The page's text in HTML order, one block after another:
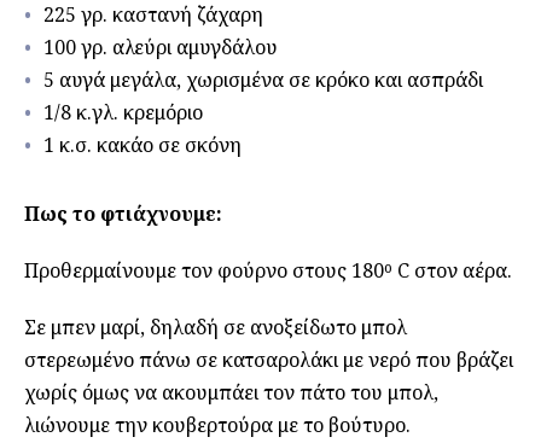
225 γρ. καστανή ζάχαρη
100 γρ. αλεύρι αμυγδάλου
5 αυγά μεγάλα, χωρισμένα σε κρόκο και ασπράδι
1/8 κ.γλ. κρεμόριο
1 κ.σ. κακάο σε σκόνη
Πως το φτιάχνουμε:
Προθερμαίνουμε τον φούρνο στους 180ο C στον αέρα.
Σε μπεν μαρί, δηλαδή σε ανοξείδωτο μπολ
στερεωμένο πάνω σε κατσαρολάκι με νερό που βράζει
χωρίς όμως να ακουμπάει τον πάτο του μπολ,
λιώνουμε την κουβερτούρα με το βούτυρο.